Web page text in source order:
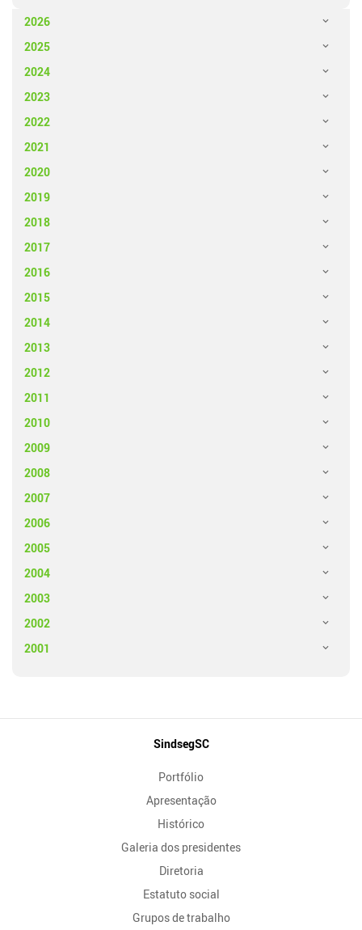
2026
2025
2024
2023
2022
2021
2020
2019
2018
2017
2016
2015
2014
2013
2012
2011
2010
2009
2008
2007
2006
2005
2004
2003
2002
2001
SindsegSC
Portfólio
Apresentação
Histórico
Galeria dos presidentes
Diretoria
Estatuto social
Grupos de trabalho